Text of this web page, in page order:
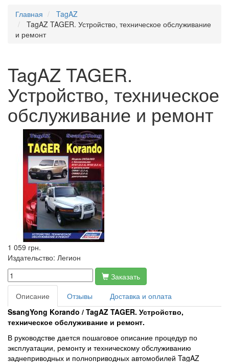
Главная
TagAZ
TagAZ TAGER. Устройство, техническое обслуживание
и ремонт
TagAZ TAGER.
Устройство, техническое
обслуживание и ремонт
1 059 грн.
Издательство: Легион
Заказать
Описание
Отзывы
Доставка и оплата
SsangYong Korando / TagAZ TAGER. Устройство,
техническое обслуживание и ремонт.
В руководстве дается пошаговое описание процедур по
эксплуатации, ремонту и техническому обслуживанию
заднеприводных и полноприводных автомобилей TagAZ